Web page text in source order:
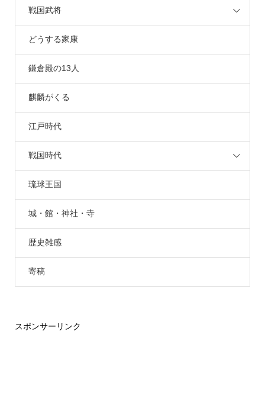
戦国武将
どうする家康
鎌倉殿の13人
麒麟がくる
江戸時代
戦国時代
琉球王国
城・館・神社・寺
歴史雑感
寄稿
スポンサーリンク